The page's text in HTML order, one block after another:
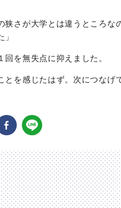
さが大学とは違うところな
を無失点に抑えました。
を感じたはず。次につなげ